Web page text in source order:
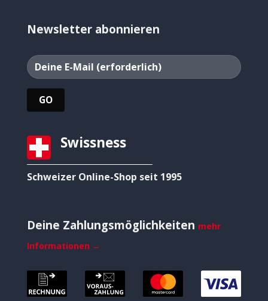
Newsletter abonnieren
Swissness
Schweizer Online-Shop seit 1995
Deine Zahlungsmöglichkeiten mehr
Informationen →